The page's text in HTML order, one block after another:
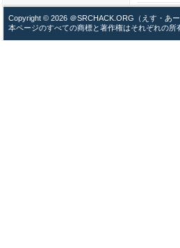
Copyright © 2026 ＠SRCHACK.ORG（えす・あー
本ページのすべての商標と著作権はそれぞれの所